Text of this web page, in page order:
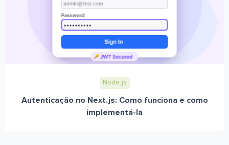
Node.js
Autenticação no Next.js: Como funciona e como
implementá-la